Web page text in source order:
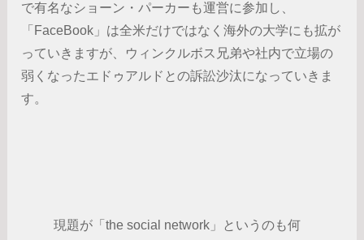
で有名なショーン・パーカーも運営に参加し、
「FaceBook」は全米だけではなく海外の大学にも拡が
っていきますが、ウィンクルボス兄弟や社内で立場の
弱くなったエドゥアルドとの訴訟沙汰になっていきま
す。
現題が「the social network」というのも何